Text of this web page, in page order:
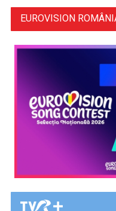
„Cerul” trupei
concursul „Cerbul ...
EUROVISION